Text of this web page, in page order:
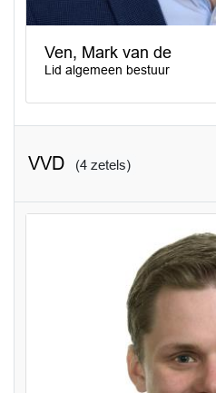
Ven, Mark van de
Lid algemeen bestuur
VVD (4 zetels)